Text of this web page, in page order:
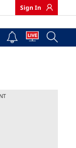
Sign In